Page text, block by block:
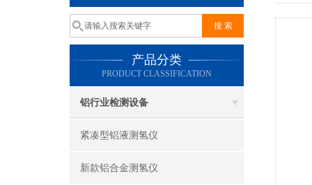
产品分类
PRODUCT CLASSIFICATION
铝行业检测设备
紧凑型铝液测氢仪
新款铝合金测氢仪